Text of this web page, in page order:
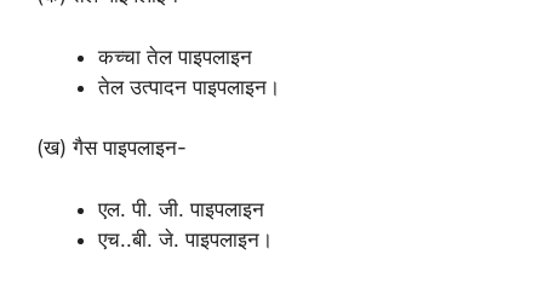
कच्चा तेल पाइपलाइन
तेल उत्पादन पाइपलाइन।
(ख) गैस पाइपलाइन-
एल. पी. जी. पाइपलाइन
एच..बी. जे. पाइपलाइन।